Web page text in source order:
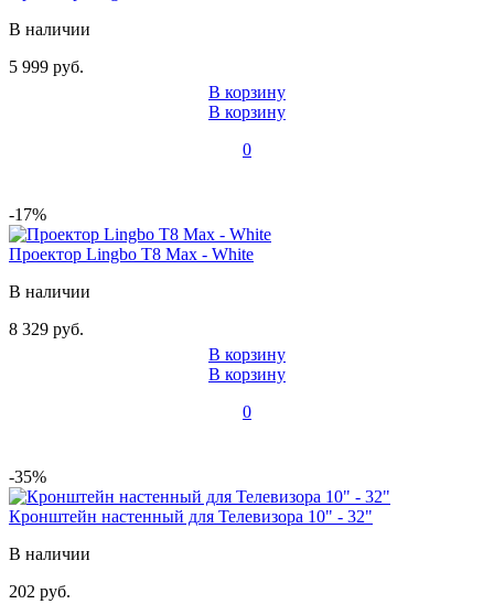
В наличии
5 999 руб.
В корзину
В корзину
0
-17%
Проектор Lingbo T8 Max - White
В наличии
8 329 руб.
В корзину
В корзину
0
-35%
Кронштейн настенный для Телевизора 10" - 32"
В наличии
202 руб.